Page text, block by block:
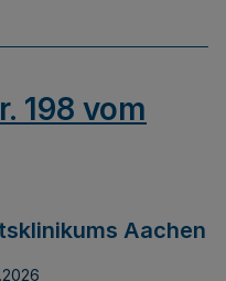
198 vom
Aachen